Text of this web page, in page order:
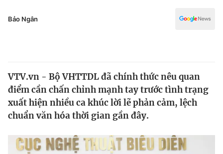
Pháp luật
Thế giới
Tin tức
Thế giới đó đây
Câu chuyện quốc tế
Kinh tế
Thị trường
Dữ liệu và đời sống
Bảo Ngân
VTV.vn - Bộ VHTTDL đã chính thức nêu quan
điểm cần chấn chỉnh mạnh tay trước tình trạng
xuất hiện nhiều ca khúc lời lẽ phản cảm, lệch
chuẩn văn hóa thời gian gần đây.